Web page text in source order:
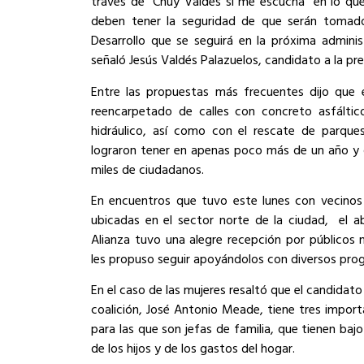
deben tener la seguridad de que serán
Desarrollo que se seguirá en la próxima
señaló Jesús Valdés Palazuelos, candidato a la
Entre las propuestas más frecuentes dijo
reencarpetado de calles con concreto
hidráulico, así como con el rescate de
lograron tener en apenas poco más de un año
miles de ciudadanos.
En encuentros que tuvo este lunes con
ubicadas en el sector norte de la ciudad, el
Alianza tuvo una alegre recepción por públicos
les propuso seguir apoyándolos con diversos
En el caso de las mujeres resaltó que el
coalición, José Antonio Meade, tiene tres
para las que son jefas de familia, que tienen
de los hijos y de los gastos del hogar.